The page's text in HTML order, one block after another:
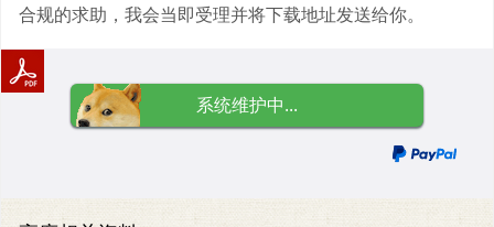
合规的求助，我会当即受理并将下载地址发送给你。
系统维护中...